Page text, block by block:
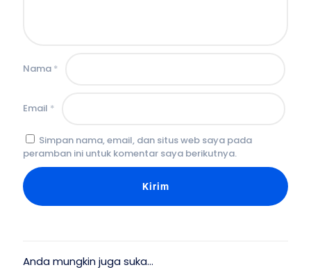
Nama *
Email *
Simpan nama, email, dan situs web saya pada
peramban ini untuk komentar saya berikutnya.
Anda mungkin juga suka…